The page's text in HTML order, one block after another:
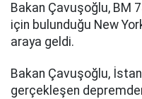
Bakan Çavuşoğlu, BM
için bulunduğu New
araya geldi.
Bakan Çavuşoğlu,
gerçekleşen